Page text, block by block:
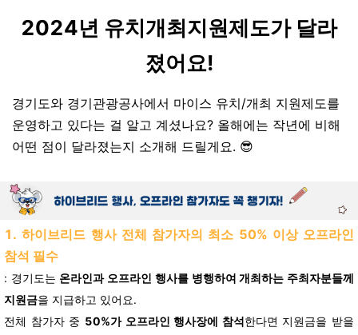
2024년 유치개최지원제도가 달라
졌어요!
경기도와 경기관광공사에서 마이스 유치/개최 지원제도를
운영하고 있다는 걸 알고 계셨나요? 올해에는 작년에 비해
어떤 점이 달라졌는지 소개해 드릴게요. 😎
1. 하이브리드 행사 전체 참가자의 최소 50% 이상 오프라인
참석 필수
: 경기도는 온라인과 오프라인 행사를 병행하여 개최하는 주최자분들께
지원금을 지급하고 있어요.
전체 참가자 중 50%가 오프라인 행사장에 참석한다면 지원금을 받을